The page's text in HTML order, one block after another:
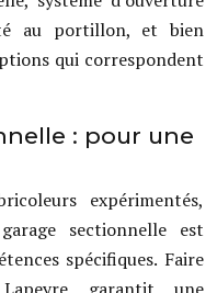
au portillon, et bien
qui correspondent
: pour une
expérimentés,
sectionnelle est
spécifiques. Faire